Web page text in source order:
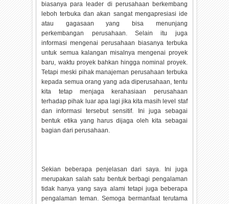
biasanya para leader di perusahaan berkembang
leboh terbuka dan akan sangat mengapresiasi ide
atau gagasaan yang bisa menunjang
perkembangan perusahaan. Selain itu juga
informasi mengenai perusahaan biasanya terbuka
untuk semua kalangan misalnya mengenai proyek
baru, waktu proyek bahkan hingga nominal proyek.
Tetapi meski pihak manajeman perusahaan terbuka
kepada semua orang yang ada diperusahaan, tentu
kita tetap menjaga kerahasiaan perusahaan
terhadap pihak luar apa lagi jika kita masih level staf
dan informasi tersebut sensitif. Ini juga sebagai
bentuk etika yang harus dijaga oleh kita sebagai
bagian dari perusahaan.
Sekian beberapa penjelasan dari saya. Ini juga
merupakan salah satu bentuk berbagi pengalaman
tidak hanya yang saya alami tetapi juga beberapa
pengalaman teman. Semoga bermanfaat terutama